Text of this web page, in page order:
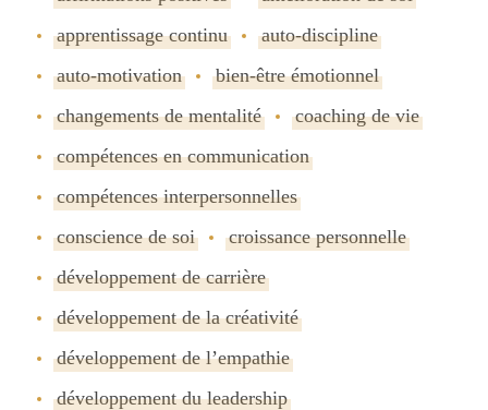
apprentissage continu
auto-discipline
auto-motivation
bien-être émotionnel
changements de mentalité
coaching de vie
compétences en communication
compétences interpersonnelles
conscience de soi
croissance personnelle
développement de carrière
développement de la créativité
développement de lʼempathie
développement du leadership